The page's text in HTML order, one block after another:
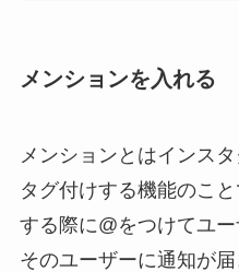
メンションを入れる
メンションとはインス
タグ付けする機能のこ
する際に@をつけてユ
そのユーザーに通知が